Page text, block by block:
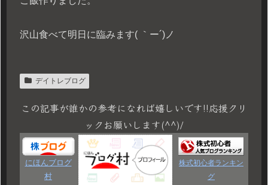
沢山食べて明日に臨みます( ｀ー´)ノ
デイトレブログ
この記事が誰かの参考になれば嬉しいです!!応援クリ
ックお願いします(^^)/
にほんブログ
村
株式初心者ランキン
グ